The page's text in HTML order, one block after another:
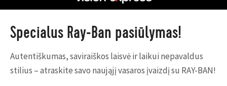
Specialus Ray-Ban pasiūlymas!
Autentiškumas, saviraiškos laisvė ir laikui nepavaldus
stilius – atraskite savo naująjį vasaros įvaizdį su RAY-BAN!